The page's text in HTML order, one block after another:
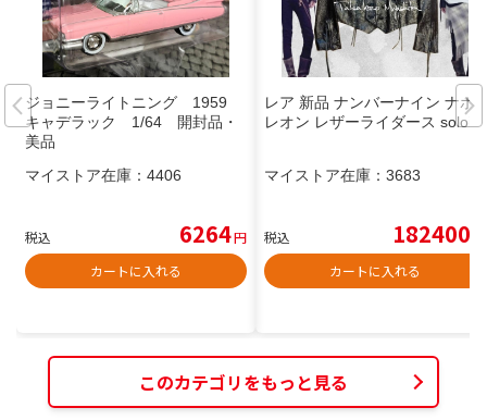
ジョニーライトニング 1959
キャデラック 1/64 開封品・
美品
マイストア在庫： 4406
税込 6264円
カートに入れる
レア 新品 ナンバーナイン ナポ
レオン レザーライダース soloist
マイストア在庫： 3683
税込 182400
カートに入れる
このカテゴリをもっと見る